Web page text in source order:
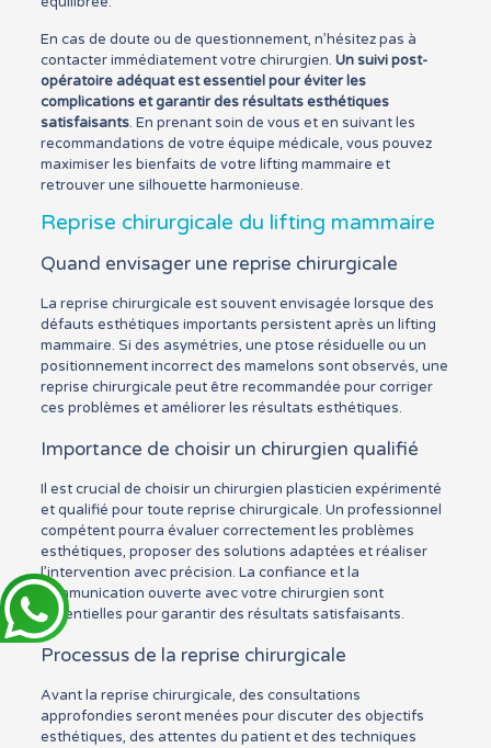
En cas de doute ou de questionnement, n’hésitez pas à
contacter immédiatement votre chirurgien. Un suivi post-
opératoire adéquat est essentiel pour éviter les
complications et garantir des résultats esthétiques
satisfaisants. En prenant soin de vous et en suivant les
recommandations de votre équipe médicale, vous pouvez
maximiser les bienfaits de votre lifting mammaire et
retrouver une silhouette harmonieuse.
Reprise chirurgicale du lifting mammaire
Quand envisager une reprise chirurgicale
La reprise chirurgicale est souvent envisagée lorsque des
défauts esthétiques importants persistent après un lifting
mammaire. Si des asymétries, une ptose résiduelle ou un
positionnement incorrect des mamelons sont observés, une
reprise chirurgicale peut être recommandée pour corriger
ces problèmes et améliorer les résultats esthétiques.
Importance de choisir un chirurgien qualifié
Il est crucial de choisir un chirurgien plasticien expérimenté
et qualifié pour toute reprise chirurgicale. Un professionnel
compétent pourra évaluer correctement les problèmes
esthétiques, proposer des solutions adaptées et réaliser
l’intervention avec précision. La confiance et la
communication ouverte avec votre chirurgien sont
essentielles pour garantir des résultats satisfaisants.
Processus de la reprise chirurgicale
Avant la reprise chirurgicale, des consultations
approfondies seront menées pour discuter des objectifs
esthétiques, des attentes du patient et des techniques